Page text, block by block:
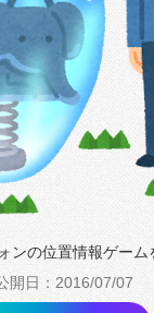
の位置情報ゲーム
開日：2016/07/07